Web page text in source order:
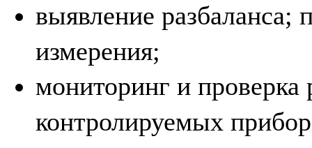
выявление разбаланса;
измерения;
мониторинг и проверка
контролируемых